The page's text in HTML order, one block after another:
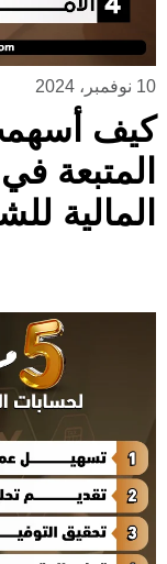
10 نوفمبر، 2024
كيف
المتبعة
المالية